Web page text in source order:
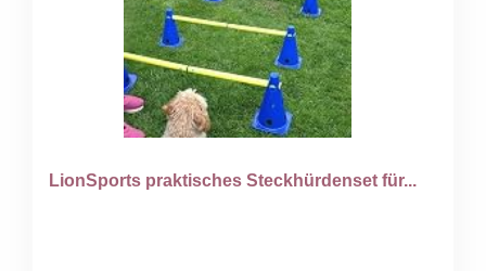
LionSports praktisches Steckhürdenset für...